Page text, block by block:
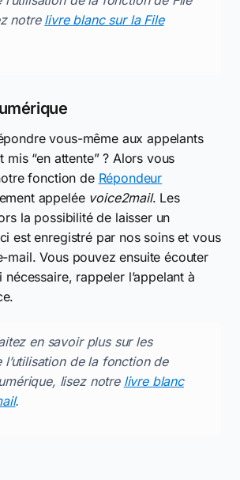
notre livre blanc sur la File
vous-même aux appelants
mis “en attente” ? Alors vous
fonction de Répondeur
appelée voice2mail. Les
la possibilité de laisser un
est enregistré par nos soins et vous
mail. Vous pouvez ensuite écouter
nécessaire, rappeler l’appelant à
en savoir plus sur les
l’utilisation de la fonction de
lisez notre livre blanc
.